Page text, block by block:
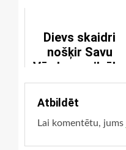
Dievs skaidri
nošķir Savu
Vārdu no cilvēka
vārda
Atbildēt
Lai komentētu, jums